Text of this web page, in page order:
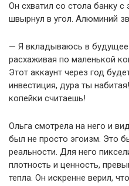
Он схватил со стола банку с
швырнул в угол. Алюминий
— Я вкладываюсь в
расхаживая по маленькой
Этот аккаунт через год
инвестиция, дура ты
копейки считаешь!
Ольга смотрела на него и
был не просто эгоизм. Это
реальности. Для него
плотность и ценность,
тепла. Он искренне верил,